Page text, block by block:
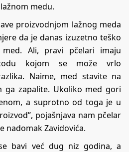
medu.
proizvodnjom lažnog meda
da je danas izuzetno teško
Ali, pravi pčelari imaju
kojom se može vrlo
Naime, med stavite na
ga zapalite. Ukoliko med gori
a suprotno od toga je u
pojašnjava nam pčelar
nadomak Zavidovića.
bavi već dug niz godina, a